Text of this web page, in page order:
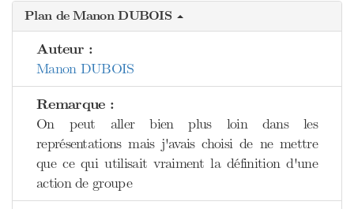
Plan de Manon DUBOIS
Auteur :
Manon DUBOIS
Remarque :
On peut aller bien plus loin dans les
représentations mais j'avais choisi de ne mettre
que ce qui utilisait vraiment la définition d'une
action de groupe